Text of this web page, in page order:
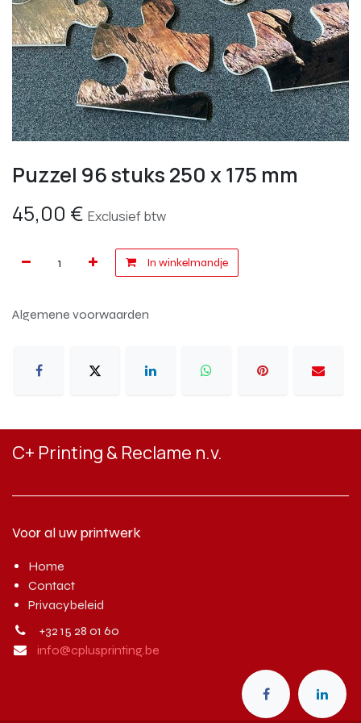
Puzzel 96 stuks 250 x 175 mm
45,00 € Exclusief btw
In winkelmandje
Algemene voorwaarden
C+ Printing & Reclame n.v.
Voor al uw printwerk
Home
Contact
Privacybeleid
+32 15 28 01 60
info@cplusprinting.be